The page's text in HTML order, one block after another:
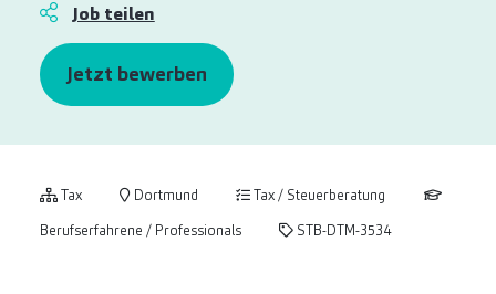
Job teilen
Jetzt bewerben
Tax Dortmund
Tax / Steuerberatung
Berufserfahrene / Professionals
STB-DTM-3534